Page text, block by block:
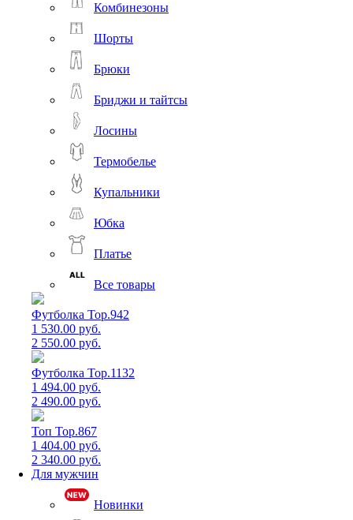
Комбинезоны
Шорты
Брюки
Бриджи и тайтсы
Лосины
Термобелье
Купальники
Юбка
Платье
Все товары
Футболка Top.942
1 530.00 руб.
2 550.00 руб.
Футболка Top.1132
1 494.00 руб.
2 490.00 руб.
Топ Top.867
1 404.00 руб.
2 340.00 руб.
Для мужчин
Новинки